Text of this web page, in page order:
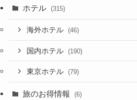
ホテル (315)
海外ホテル (46)
国内ホテル (190)
東京ホテル (79)
旅のお得情報 (6)